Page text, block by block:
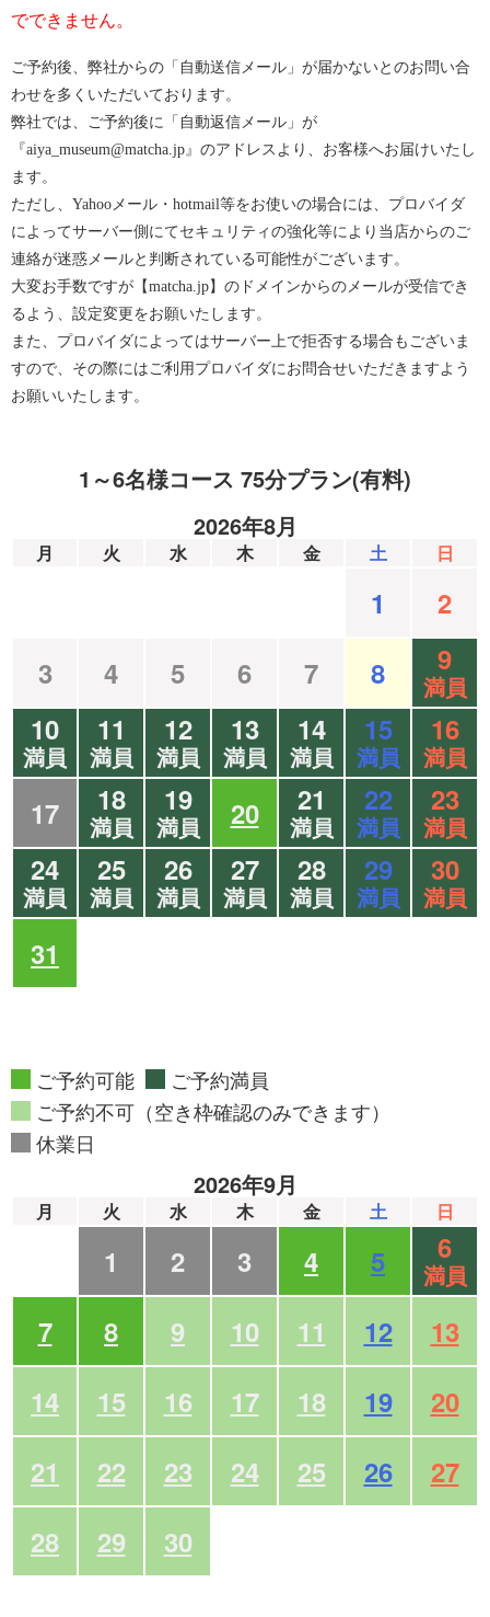
でできません。
ご予約後、弊社からの「自動送信メール」が届かないとのお問い合
わせを多くいただいております。
弊社では、ご予約後に「自動返信メール」が
『aiya_museum@matcha.jp』のアドレスより、お客様へお届けいたし
ます。
ただし、Yahooメール・hotmail等をお使いの場合には、プロバイダ
によってサーバー側にてセキュリティの強化等により当店からのご
連絡が迷惑メールと判断されている可能性がございます。
大変お手数ですが【matcha.jp】のドメインからのメールが受信でき
るよう、設定変更をお願いたします。
また、プロバイダによってはサーバー上で拒否する場合もございま
すので、その際にはご利用プロバイダにお問合せいただきますよう
お願いいたします。
1～6名様コース 75分プラン(有料)
2026年8月
月 火 水 木 金 土 日
1
2
3
4 5 6 7 8 9
満員
10
満員
11
満員
12
満員
13
満員
14
満員
15
満員
16
満員
17 18
満員
19
満員 20 21
満員
22
満員
23
満員
24
満員
25
満員
26
満員
27
満員
28
満員
29
満員
30
満員
31
ご予約可能
ご予約満員
ご予約不可（空き枠確認のみできます）
休業日
2026年9月
月 火 水 木 金 土 日
1 2 3 4 5 6
満員
7 8 9 10 11 12
13
14
15 16 17 18 19
20
21
22 23 24 25 26
27
28
29 30